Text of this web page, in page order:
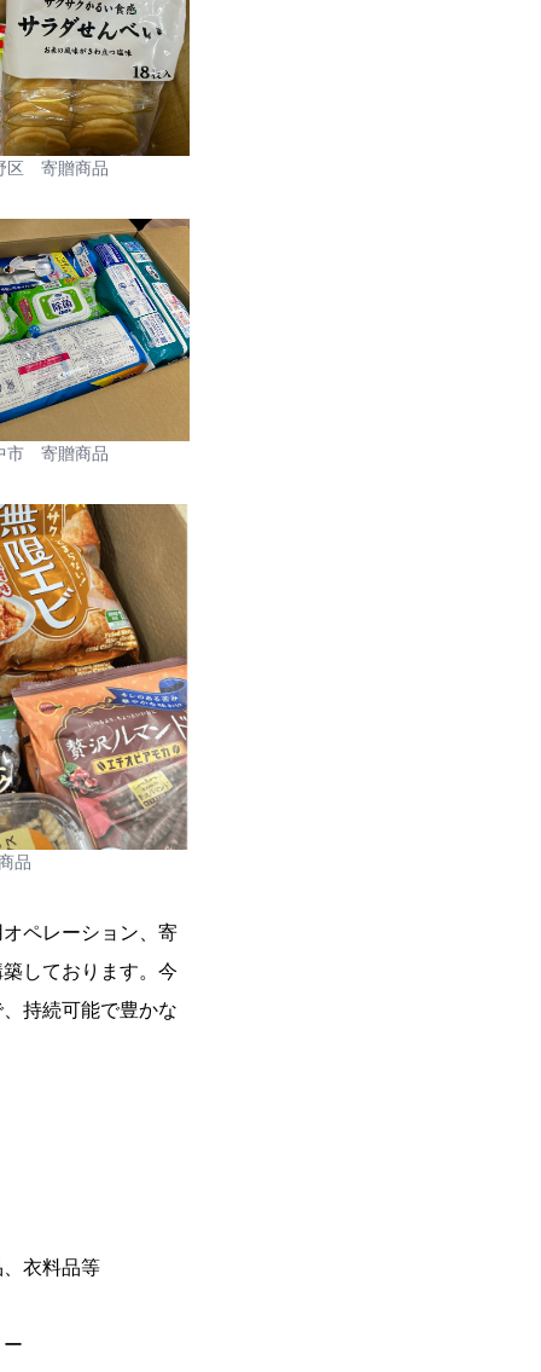
区 寄贈商品
市 寄贈商品
品
ペレーション、寄
しております。今
持続可能で豊かな
衣料品等